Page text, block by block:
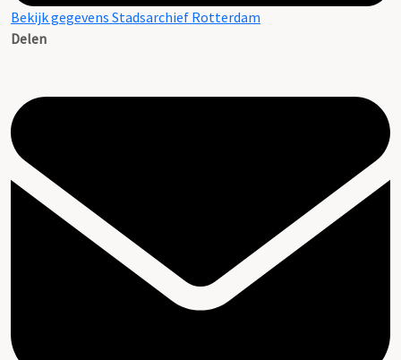
Bekijk gegevens Stadsarchief Rotterdam
Delen